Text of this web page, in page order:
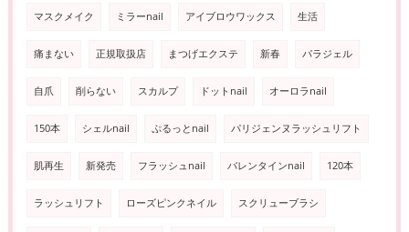
マスクメイク ミラーnail アイブロウワックス 生活
痛まない 正規取扱店 まつげエクステ 新春 パラジェル
自爪 削らない スカルプ ドットnail オーロラnail
150本 シェルnail ぷるっとnail パリジェンヌラッシュリフト
肌再生 新発売 フラッシュnail バレンタインnail 120本
ラッシュリフト ローズピンクネイル スクリューブラシ